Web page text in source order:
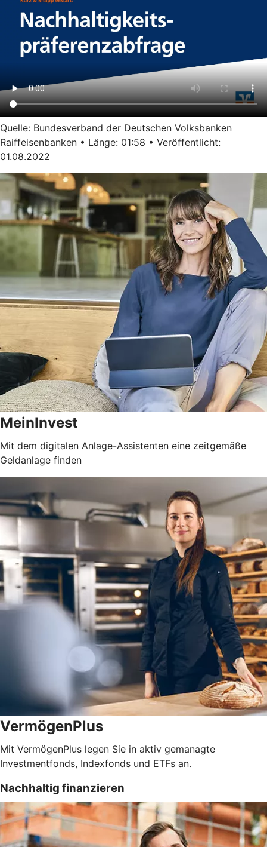
Quelle: Bundesverband der Deutschen Volksbanken
Raiffeisenbanken • Länge: 01:58 • Veröffentlicht:
01.08.2022
MeinInvest
Mit dem digitalen Anlage-Assistenten eine zeitgemäße
Geldanlage finden
VermögenPlus
Mit VermögenPlus legen Sie in aktiv gemanagte
Investmentfonds, Indexfonds und ETFs an.
Nachhaltig finanzieren